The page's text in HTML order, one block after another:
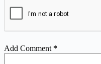
Add Comment *